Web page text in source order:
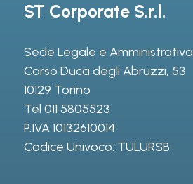
ST Corporate S.r.l.
Sede Legale e Amministrativa
Corso Duca degli Abruzzi, 53
10129 Torino
Tel 011 5805523
P.IVA 10132610014
Codice Univoco: TULURSB